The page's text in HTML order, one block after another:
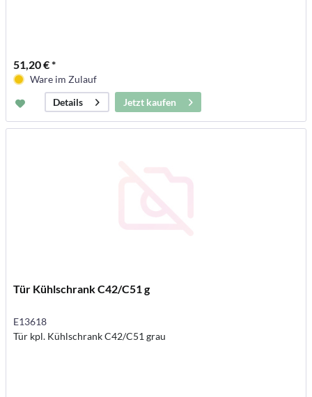
51,20 € *
Ware im Zulauf
Details
Jetzt kaufen
Tür Kühlschrank C42/C51 g
E13618
Tür kpl. Kühlschrank C42/C51 grau